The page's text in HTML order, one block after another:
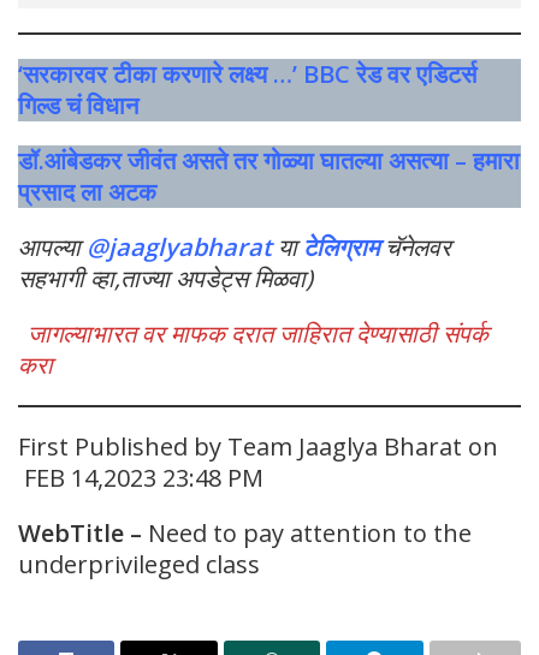
‘सरकारवर टीका करणारे लक्ष्य …’ BBC रेड वर एडिटर्स
गिल्ड चं विधान
डॉ.आंबेडकर जीवंत असते तर गोळ्या घातल्या असत्या – हमारा
प्रसाद ला अटक
आपल्या@jaaglyabharat याटेलिग्राम चॅनेलवर
सहभागी व्हा,ताज्या अपडेट्स मिळवा)
जागल्याभारत वर माफक दरात जाहिरात देण्यासाठी संपर्क
करा
First Published by Team Jaaglya Bharat on
FEB 14,2023 23:48 PM
WebTitle – Need to pay attention to the
underprivileged class